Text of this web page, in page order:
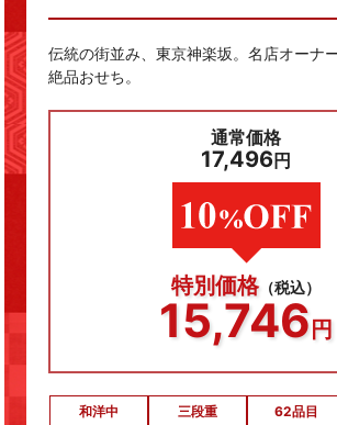
伝統の街並み、東京神楽坂。名店オーナ
絶品おせち。
通常価格
17,496円
特別価格（税込）
15,746 円
和洋中 三段重 62品目